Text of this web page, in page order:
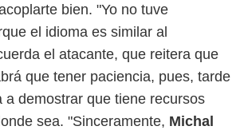
bien. "Yo no tuve
el idioma es similar al
el atacante, que reitera que
que tener paciencia, pues, tarde
a demostrar que tiene recursos
sea. "Sinceramente, Michal